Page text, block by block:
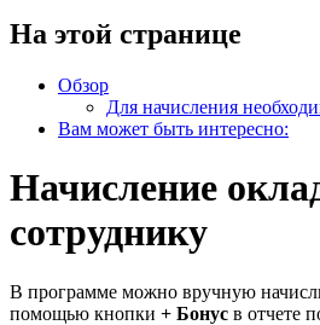
На этой странице
Обзор
Для начисления
Вам может быть интересно:
Начисление
сотруднику
В программе можно вручную
помощью кнопки + Бонус в отчете